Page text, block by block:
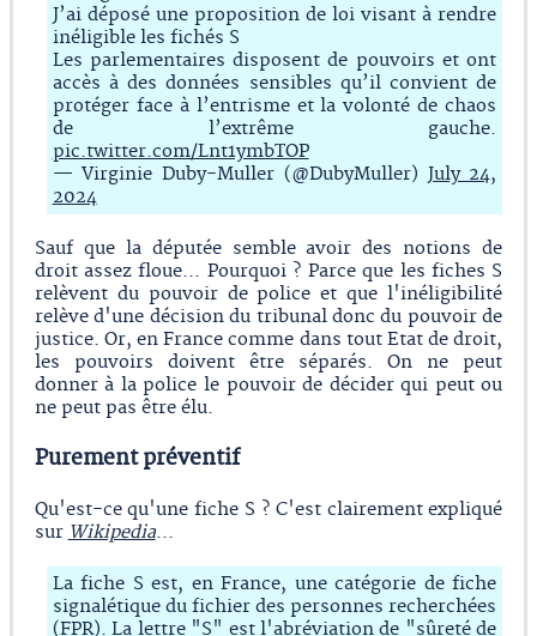
J’ai déposé une proposition de loi visant à rendre
inéligible les fichés S
Les parlementaires disposent de pouvoirs et ont
accès à des données sensibles qu’il convient de
protéger face à l’entrisme et la volonté de chaos
de l’extrême gauche.
pic.twitter.com/Lnt1ymbTOP
— Virginie Duby-Muller (@DubyMuller) July 24,
2024
Sauf que la députée semble avoir des notions de
droit assez floue... Pourquoi ? Parce que les fiches S
relèvent du pouvoir de police et que l'inéligibilité
relève d'une décision du tribunal donc du pouvoir de
justice. Or, en France comme dans tout Etat de droit,
les pouvoirs doivent être séparés. On ne peut
donner à la police le pouvoir de décider qui peut ou
ne peut pas être élu.
Purement préventif
Qu'est-ce qu'une fiche S ? C'est clairement expliqué
sur Wikipedia...
La fiche S est, en France, une catégorie de fiche
signalétique du fichier des personnes recherchées
(FPR). La lettre "S" est l'abréviation de "sûreté de